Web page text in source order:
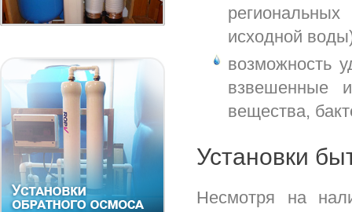
исходной
возможность
взвешенные
вещества,
Установки
Несмотря на